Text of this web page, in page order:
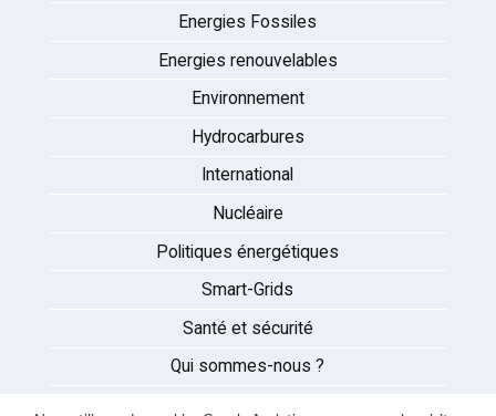
Energies Fossiles
Energies renouvelables
Environnement
Hydrocarbures
International
Nucléaire
Politiques énergétiques
Smart-Grids
Santé et sécurité
Qui sommes-nous ?